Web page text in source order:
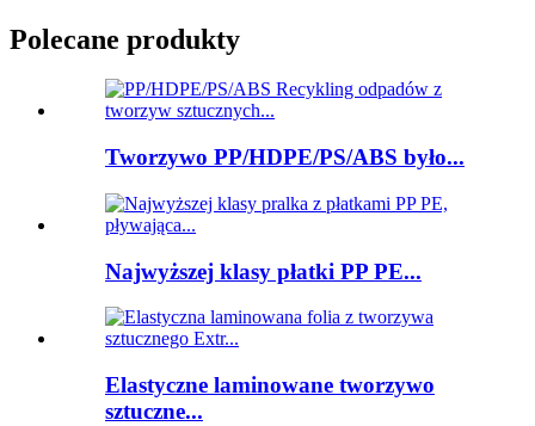
Polecane produkty
Tworzywo PP/HDPE/PS/ABS było...
Najwyższej klasy płatki PP PE...
Elastyczne laminowane tworzywo
sztuczne...